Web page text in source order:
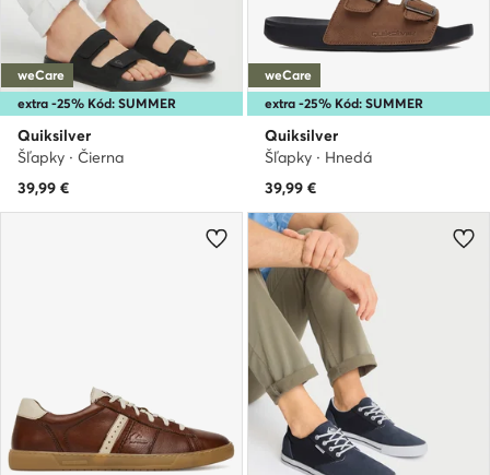
extra -25% Kód: SUMMER
weCare
Quiksilver
Šľapky · Čierna
39,99 €
extra -25% Kód: SUMMER
weCare
Quiksilver
Šľapky · Hnedá
39,99 €